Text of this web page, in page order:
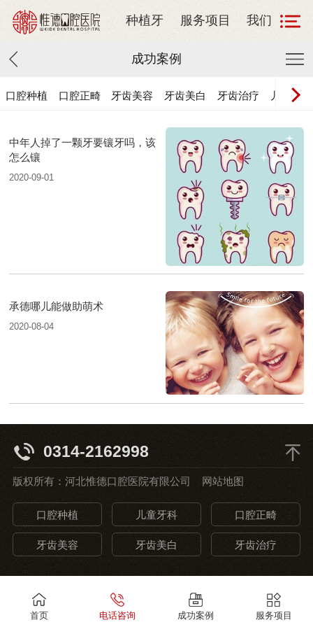
种植牙 服务项目 我们
成功案例
口腔种植 口腔正畸 牙齿美容 牙齿美白 牙齿治疗 儿童牙科
中年人掉了一颗牙要镶牙吗，该
怎么镶
2020-09-01
承德哪儿能做助萌术
2020-08-04
0314-2162998
版权所有：河北惟德口腔医院有限公司 网站地图
口腔种植 儿童牙科 口腔正畸
牙齿美容 牙齿美白 牙齿治疗
首页 电话咨询 成功案例 服务项目